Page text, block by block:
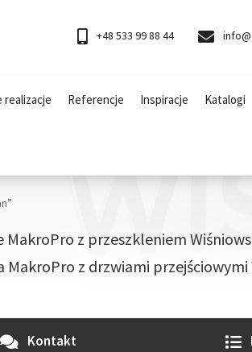
+48 533 99 88 44
realizacje Referencje Inspiracje Katalogi
z przeszkleniem
z drzwiami przejściowymi
Kontakt